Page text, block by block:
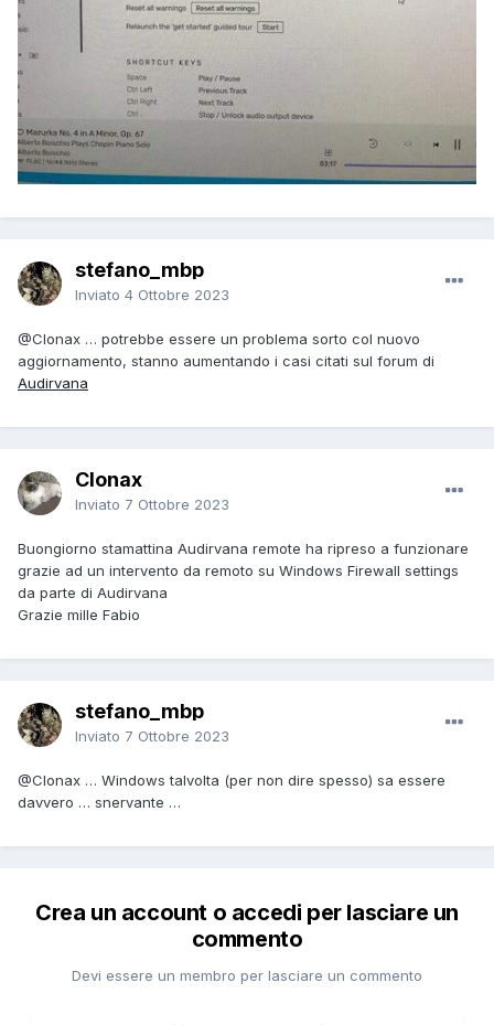
stefano_mbp
Inviato 4 Ottobre 2023
@Clonax … potrebbe essere un problema sorto col nuovo
aggiornamento, stanno aumentando i casi citati sul forum di
Audirvana
Clonax
Inviato 7 Ottobre 2023
Buongiorno stamattina Audirvana remote ha ripreso a funzionare
grazie ad un intervento da remoto su Windows Firewall settings
da parte di Audirvana
Grazie mille Fabio
stefano_mbp
Inviato 7 Ottobre 2023
@Clonax … Windows talvolta (per non dire spesso) sa essere
davvero … snervante …
Crea un account o accedi per lasciare un
commento
Devi essere un membro per lasciare un commento